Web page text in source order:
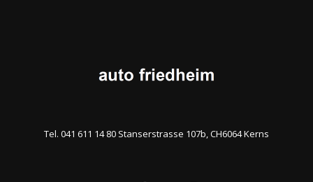
Tel. 041 611 14 80 Stanserstrasse 107b, CH6064 Kerns